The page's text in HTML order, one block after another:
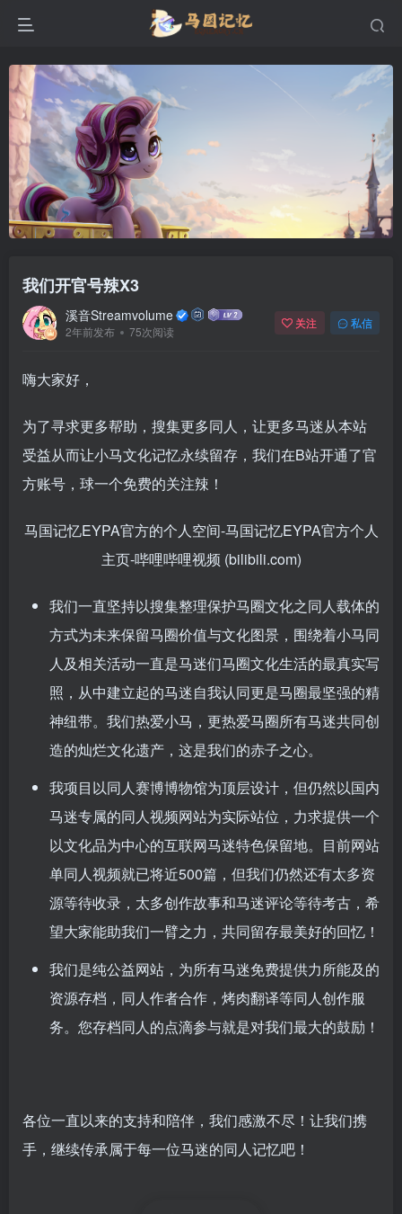
我们开官号辣X3
溪音Streamvolume
2年前发布 75次阅读
关注 私信
嗨大家好，
为了寻求更多帮助，搜集更多同人，让更多马迷从本站
受益从而让小马文化记忆永续留存，我们在B站开通了官
方账号，球一个免费的关注辣！
马国记忆EYPA官方的个人空间-马国记忆EYPA官方个人
主页-哔哩哔哩视频 (bilibili.com)
我们一直坚持以搜集整理保护马圈文化之同人载体的
方式为未来保留马圈价值与文化图景，围绕着小马同
人及相关活动一直是马迷们马圈文化生活的最真实写
照，从中建立起的马迷自我认同更是马圈最坚强的精
神纽带。我们热爱小马，更热爱马圈所有马迷共同创
造的灿烂文化遗产，这是我们的赤子之心。
我项目以同人赛博博物馆为顶层设计，但仍然以国内
马迷专属的同人视频网站为实际站位，力求提供一个
以文化品为中心的互联网马迷特色保留地。目前网站
单同人视频就已将近500篇，但我们仍然还有太多资
源等待收录，太多创作故事和马迷评论等待考古，希
望大家能助我们一臂之力，共同留存最美好的回忆！
我们是纯公益网站，为所有马迷免费提供力所能及的
资源存档，同人作者合作，烤肉翻译等同人创作服
务。您存档同人的点滴参与就是对我们最大的鼓励！
各位一直以来的支持和陪伴，我们感激不尽！让我们携
手，继续传承属于每一位马迷的同人记忆吧！